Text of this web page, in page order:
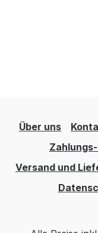
Über uns
Versand und